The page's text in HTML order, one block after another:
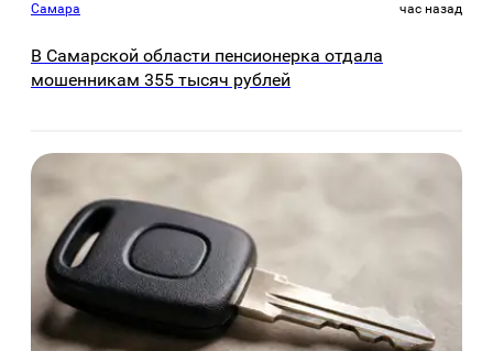
Самара час назад
В Самарской области пенсионерка отдала
мошенникам 355 тысяч рублей